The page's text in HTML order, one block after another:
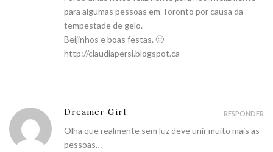
para algumas pessoas em Toronto por causa da
tempestade de gelo.
Beijinhos e boas festas. 🙂
http://claudiapersi.blogspot.ca
Dreamer Girl
Olha que realmente sem luz deve unir muito mais as
pessoas…
RESPONDER